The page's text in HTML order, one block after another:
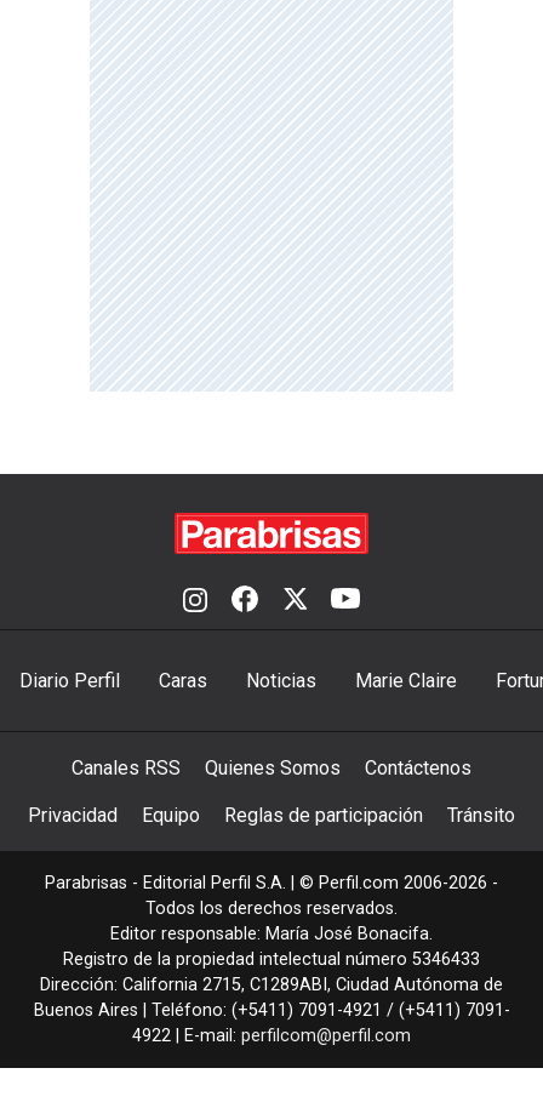
Diario Perfil Caras Noticias Marie Claire
Canales RSS Quienes Somos Contáctenos
Privacidad Equipo Reglas de participación Tránsito
Parabrisas - Editorial Perfil S.A. | © Perfil.com 2006-2026 -
Todos los derechos reservados.
Editor responsable: María José Bonacifa.
Registro de la propiedad intelectual número 5346433
Dirección: California 2715, C1289ABI , Ciudad Autónoma de
Buenos Aires | Teléfono: (+5411) 7091-4921 / (+5411) 7091-
4922 | E-mail: perfilcom@perfil.com